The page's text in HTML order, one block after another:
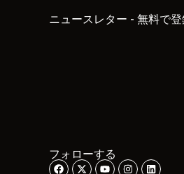
ニュースレター - 無料で
フォローする